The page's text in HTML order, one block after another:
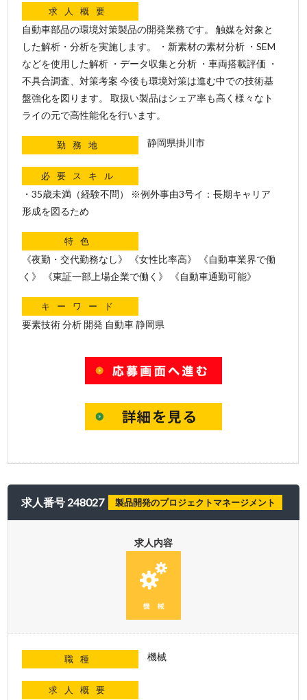
求人概要
自動車部品の環境対策製品の開発業務です。 触媒を対象と
した解析・分析を実施します。 ・新素材の素材分析 ・SEM
などを使用した解析 ・データ収集と分析 ・車両搭載評価 ・
不具合調査、対策考案 今後も環境対策は進む中での技術基
盤強化を図ります。 取扱い製品はシェア率も高く様々なト
ライの元で高性能化を行います。
勤務地 静岡県掛川市
必要スキル
・35歳未満（経験不問） ※例外事由3号イ：長期キャリア
形成を図るため
特色
《夜勤・交代勤務なし》 《女性比率高》 《自動車業界で働
く》 《東証一部上場企業で働く》 《自動車通勤可能》
キーワード
要素技術 分析 開発 自動車 静岡県
求人番号 248027 製品開発のプロジェクトマネージメント
求人内容
職種 機械
求人概要